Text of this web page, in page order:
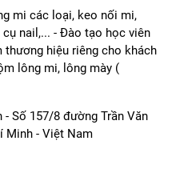
trước khi sử dụng.
nghiệp.
chân mày.
để tạo hiệu ứng
mi các loại, keo nối mi,
nail,... - Đào tạo học viên
hiệu riêng cho khách
lông mi, lông mày (
- Số 157/8 đường Trần Văn
Minh - Việt Nam